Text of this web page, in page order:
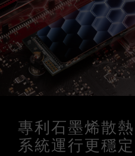
專利石墨烯散
系統運行更穩定